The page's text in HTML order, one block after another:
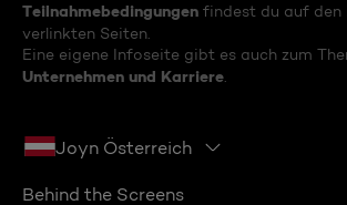
Teilnahmebedingungen findest du auf den
verlinkten Seiten.
Eine eigene Infoseite gibt es auch zum
Unternehmen und Karriere
Joyn Österreich
Behind the Screens